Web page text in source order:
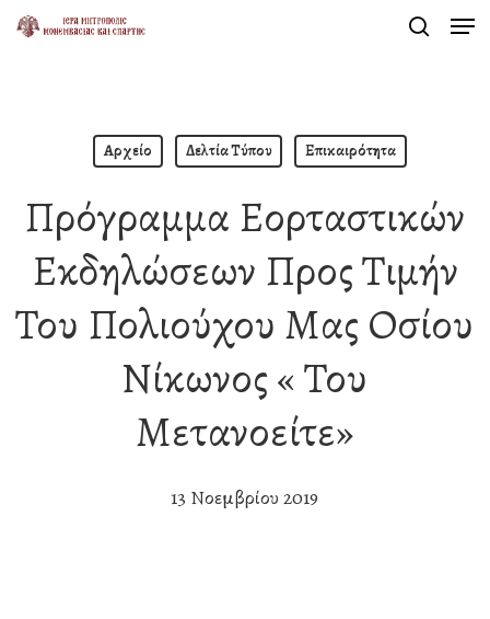
Skip
Αρχείο Δελτία Τύπου Επικαιρότητα
Πρόγραμμα Εορταστικών
Εκδηλώσεων Προς Τιμήν
Του Πολιούχου Μας Οσίου
Νίκωνος « Του
Μετανοείτε»
13 Νοεμβρίου 2019